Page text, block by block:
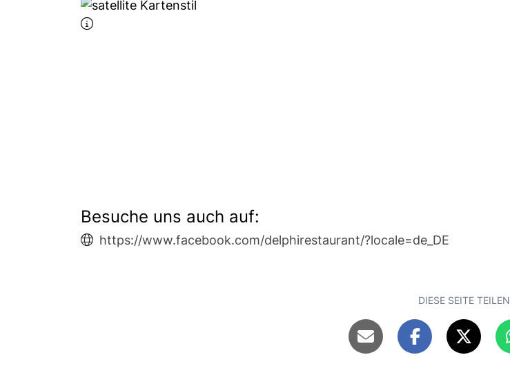
Besuche uns auch auf:
https://www.facebook.com/delphirestaurant/?locale=de_DE
DIESE SEITE TEILEN